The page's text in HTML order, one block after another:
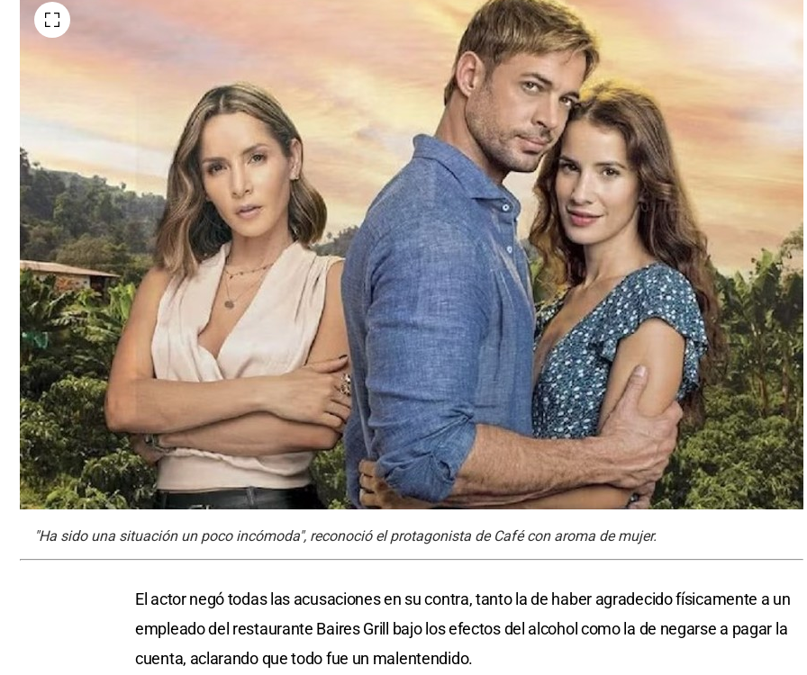
"Ha sido una situación un poco incómoda", reconoció el protagonista de Café con aroma de mujer.
El actor negó todas las acusaciones en su contra, tanto la de haber agradecido físicamente a un
empleado del restaurante Baires Grill bajo los efectos del alcohol como la de negarse a pagar la
cuenta, aclarando que todo fue un malentendido.